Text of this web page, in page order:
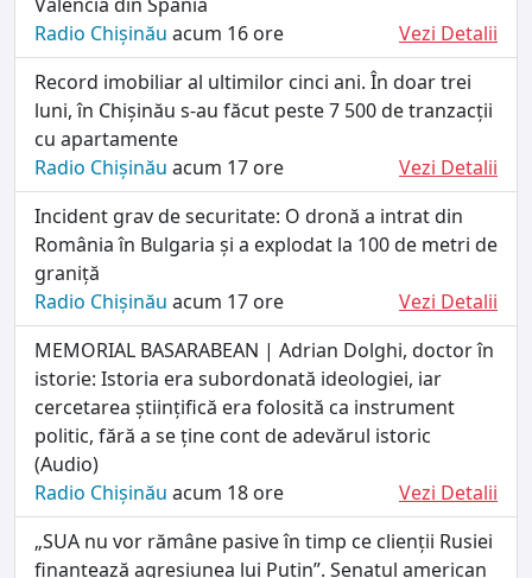
Radio Chișinău acum 16 ore
Vezi Detalii
Record imobiliar al ultimilor cinci ani. În doar trei
luni, în Chișinău s-au făcut peste 7 500 de tranzacții
cu apartamente
Radio Chișinău acum 17 ore
Vezi Detalii
Incident grav de securitate: O dronă a intrat din
România în Bulgaria și a explodat la 100 de metri de
graniță
Radio Chișinău acum 17 ore
Vezi Detalii
MEMORIAL BASARABEAN | Adrian Dolghi, doctor în
istorie: Istoria era subordonată ideologiei, iar
cercetarea științifică era folosită ca instrument
politic, fără a se ține cont de adevărul istoric
(Audio)
Radio Chișinău acum 18 ore
Vezi Detalii
„SUA nu vor rămâne pasive în timp ce clienții Rusiei
finanțează agresiunea lui Putin”. Senatul american